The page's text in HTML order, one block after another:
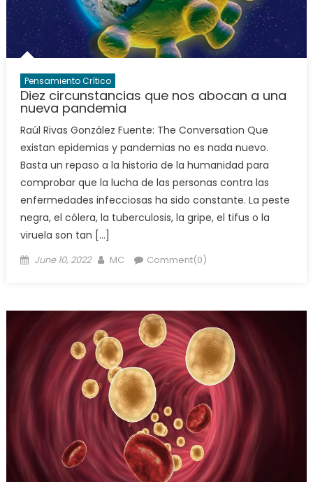
Pensamiento Crítico
Diez circunstancias que nos abocan a una
nueva pandemia
Raúl Rivas González Fuente: The Conversation Que
existan epidemias y pandemias no es nada nuevo.
Basta un repaso a la historia de la humanidad para
comprobar que la lucha de las personas contra las
enfermedades infecciosas ha sido constante. La peste
negra, el cólera, la tuberculosis, la gripe, el tifus o la
viruela son tan […]
Posted
June 10, 2022 Author
MC Comment(0)